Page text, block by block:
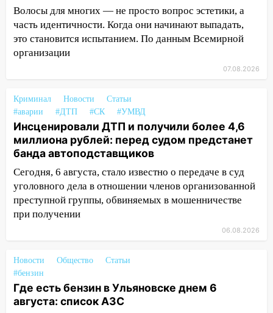
08:22 Подросток на питбайке сбил
велосипедистку: пострадали двое
07:20 Жара возвращается: ожидается
знойный и сухой четверг
пострадал 38-летний водитель
иномарки
05:00 «Каждая пятая женщина и каждый
второй мужчина в мире сталкиваются с
алопецией»: врач рассказал, чем может
быть вызвано облысение и как с этим
справиться
03:30 Гороскоп на 7 августа: пятница
принесет прилив творческой энергии и
23:20 Прогноз погоды на 7 августа в
Ульяновской области
Волосы для многих — не просто вопрос эстетики, а
часть идентичности. Когда они начинают выпадать,
это становится испытанием. По данным Всемирной
организации
07.08.2026
Криминал Новости
Статьи
#аварии
#ДТП #СК #УМВД
Инсценировали ДТП и получили более 4,6
миллиона рублей: перед судом предстанет
банда автоподставщиков
Сегодня, 6 августа, стало известно о передаче в суд
уголовного дела в отношении членов организованной
преступной группы, обвиняемых в мошенничестве
при получении
06.08.2026
Новости Общество
Статьи
#бензин
Где есть бензин в Ульяновске днем 6
августа: список АЗС